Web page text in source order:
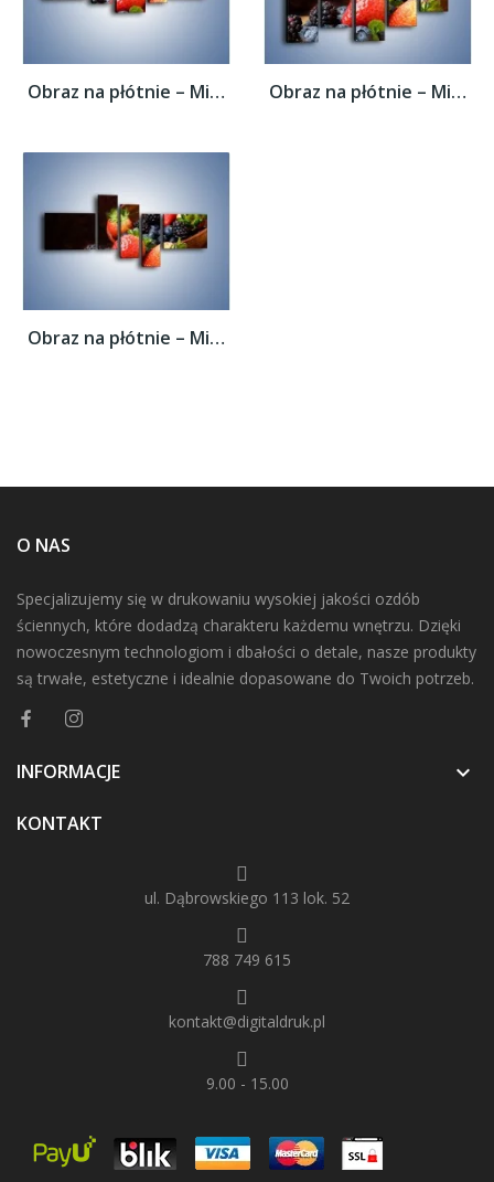
Obraz na płótnie – Misa pełna owocowego... Obraz na płótnie – Misa pełna owocowego...
Obraz na płótnie – Misa pełna owocowego...
O NAS
Specjalizujemy się w drukowaniu wysokiej jakości ozdób
ściennych, które dodadzą charakteru każdemu wnętrzu. Dzięki
nowoczesnym technologiom i dbałości o detale, nasze produkty
są trwałe, estetyczne i idealnie dopasowane do Twoich potrzeb.
INFORMACJE 
KONTAKT
ul. Dąbrowskiego 113 lok. 52
788 749 615
kontakt@digitaldruk.pl
9.00 - 15.00